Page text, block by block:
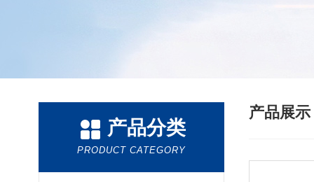
产品分类
PRODUCT CATEGORY
产品展示